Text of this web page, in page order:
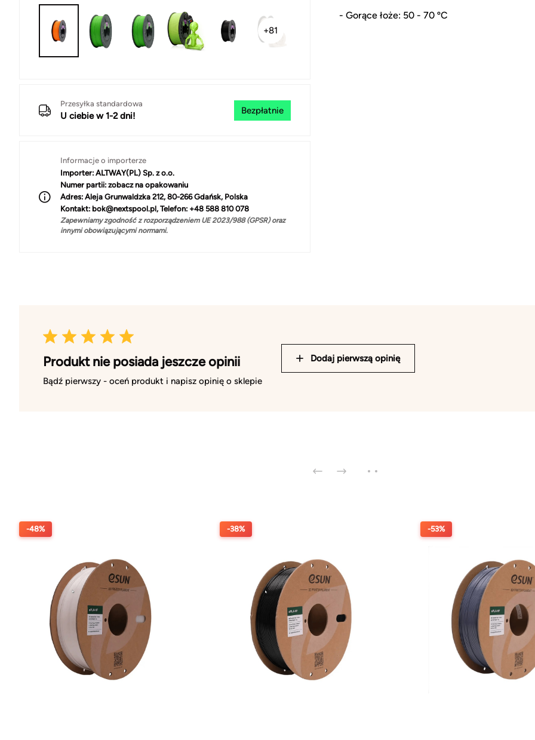
+81
Przesyłka standardowa
U ciebie w 1-2 dni!
Bezpłatnie
Informacje o importerze
Importer: ALTWAY(PL) Sp. z o.o.
Numer partii: zobacz na opakowaniu
Adres: Aleja Grunwaldzka 212, 80-266 Gdańsk, Polska
Kontakt: bok@nextspool.pl, Telefon: +48 588 810 078
Zapewniamy zgodność z rozporządzeniem UE 2023/988 (GPSR) oraz
innymi obowiązującymi normami.
- Gorące łoże: 50 - 70 ºC
Produkt nie posiada jeszcze opinii
Bądź pierwszy - oceń produkt i napisz opinię o sklepie
Dodaj pierwszą opinię
-48% -38% -53%